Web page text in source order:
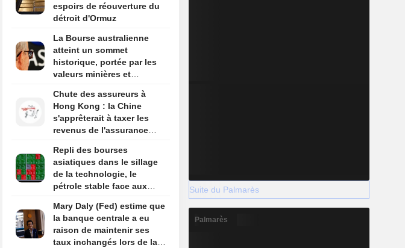
espoirs de réouverture du
détroit d'Ormuz
La Bourse australienne
atteint un sommet
historique, portée par les
valeurs minières et
Unis et l'Iran
Chute des assureurs à
Hong Kong : la Chine
s'apprêterait à taxer les
revenus de l'assurance
Repli des bourses
asiatiques dans le sillage
de la technologie, le
pétrole stable face aux
Mary Daly (Fed) estime que
la banque centrale a eu
raison de maintenir ses
taux inchangés lors de la
Suite du Palmarès
Palmarès